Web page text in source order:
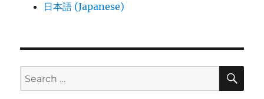
日本語 (Japanese)
Search
for: